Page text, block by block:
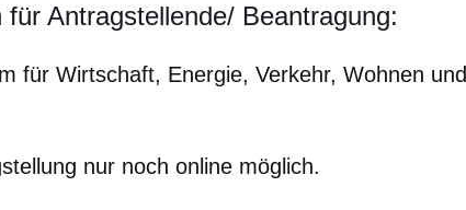
Antragstellende/ Beantragung:
für Wirtschaft, Energie, Verkehr, Wohnen und
nur noch online möglich.